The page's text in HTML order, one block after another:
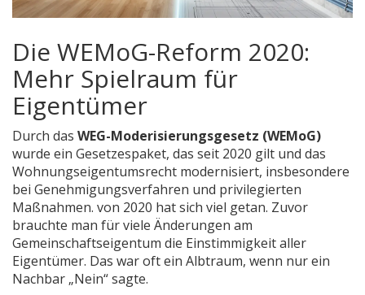
Die WEMoG-Reform 2020:
Mehr Spielraum für
Eigentümer
Durch das WEG-Moderisierungsgesetz (WEMoG)
wurde ein Gesetzespaket, das seit 2020 gilt und das
Wohnungseigentumsrecht modernisiert, insbesondere
bei Genehmigungsverfahren und privilegierten
Maßnahmen. von 2020 hat sich viel getan. Zuvor
brauchte man für viele Änderungen am
Gemeinschaftseigentum die Einstimmigkeit aller
Eigentümer. Das war oft ein Albtraum, wenn nur ein
Nachbar „Nein“ sagte.